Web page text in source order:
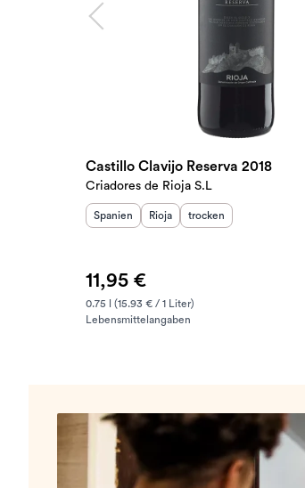
Castillo Clavijo Reserva 2018
Criadores de Rioja S.L
Herkunftsland:
Spanien Herkunftsregion
Rioja Geschmack
trocken
11,95 €
0.75 l (15.93 € / 1 Liter)
Lebensmittelangaben